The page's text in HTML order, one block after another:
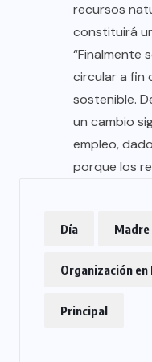
recursos
constituirá
“Finalmente
circular a fin
sostenible.
un cambio
empleo,
porque los
Día
Organización en
Principal